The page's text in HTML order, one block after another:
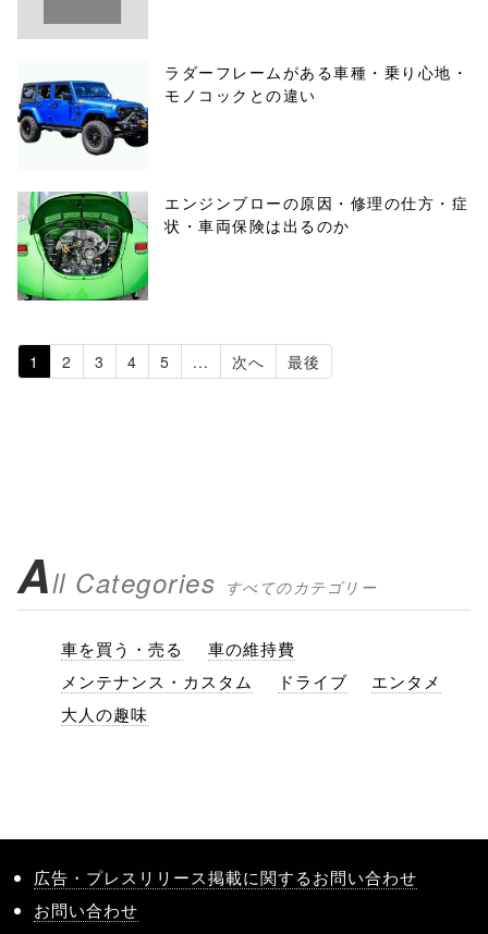
ラダーフレームがある車種・乗り心地・
モノコックとの違い
エンジンブローの原因・修理の仕方・症
状・車両保険は出るのか
1 2 3 4 5 ... 次へ 最後
All Categories すべてのカテゴリー
車を買う・売る
車の維持費
メンテナンス・カスタム
ドライブ
エンタメ
大人の趣味
広告・プレスリリース掲載に関するお問い合わせ
お問い合わせ